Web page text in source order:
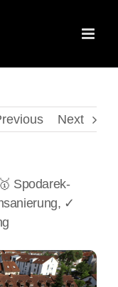
Next
Spodarek-
✓